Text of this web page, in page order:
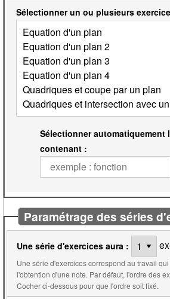
Sélectionner un ou plusieurs
Sélectionner automatiquement
contenant :
Paramétrage des séries
Une série d'exercices aura :
Une série d'exercices correspond au travail
l'obtention d'une note. Par défaut, l'ordre des
Cocher ci-dessous pour que l'ordre soit fixé.